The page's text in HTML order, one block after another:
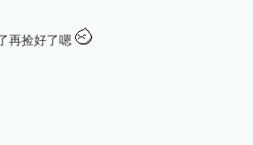
再捡好了嗯